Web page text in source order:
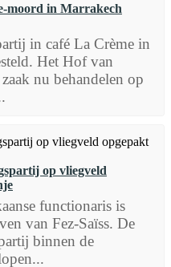
moord in Marrakech
in café La Crème in
Het Hof van
nu behandelen op
op vliegveld
functionaris is
van Fez-Saïss. De
binnen de